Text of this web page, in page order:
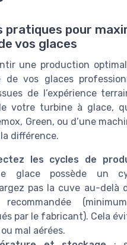
pratiques pour
vos glaces
une production
de vos glaces
de l’expérience
votre turbine à glace,
Green, ou d’une
différence.
les cycles de
glace possède un
pas la cuve au-delà
par le fabricant). Cela
mal aérées.